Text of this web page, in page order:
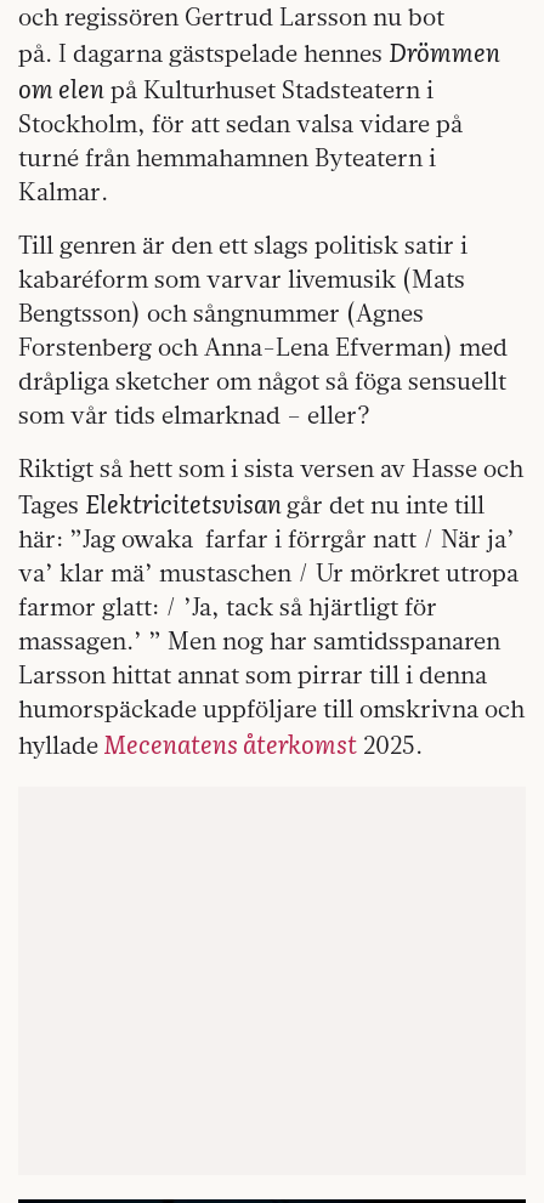
och regissören Gertrud Larsson nu bot
på. I dagarna gästspelade hennes Drömmen
om elen på Kulturhuset Stadsteatern i
Stockholm, för att sedan valsa vidare på
turné från hemmahamnen Byteatern i
Kalmar.
Till genren är den ett slags politisk satir i
kabaréform som varvar livemusik (Mats
Bengtsson) och sångnummer (Agnes
Forstenberg och Anna-Lena Efverman) med
dråpliga sketcher om något så föga sensuellt
som vår tids elmarknad – eller?
Riktigt så hett som i sista versen av Hasse och
Tages Elektricitetsvisan går det nu inte till
här: ”Jag owaka farfar i förrgår natt / När ja’
va’ klar mä’ mustaschen / Ur mörkret utropa
farmor glatt: / ’Ja, tack så hjärtligt för
massagen.’ ” Men nog har samtidsspanaren
Larsson hittat annat som pirrar till i denna
humorspäckade uppföljare till omskrivna och
hyllade Mecenatens återkomst 2025.